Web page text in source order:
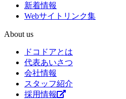
新着情報
Webサイトリンク集
About us
ドコドアとは
代表あいさつ
会社情報
スタッフ紹介
採用情報